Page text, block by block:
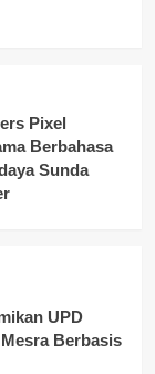
Pixel
Berbahasa
Sunda
UPD
Berbasis